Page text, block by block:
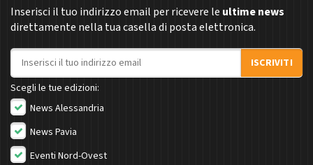
Inserisci il tuo indirizzo email per ricevere le ultime news
direttamente nella tua casella di posta elettronica.
Indirizzo email
ISCRIVITI
Scegli le tue edizioni:
News Alessandria
News Pavia
Eventi Nord-Ovest